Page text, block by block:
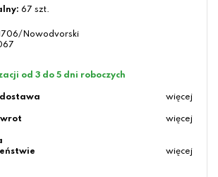
67 szt.
11706/Nowodvorski
od 3 do 5 dni roboczych
więcej
więcej
więcej